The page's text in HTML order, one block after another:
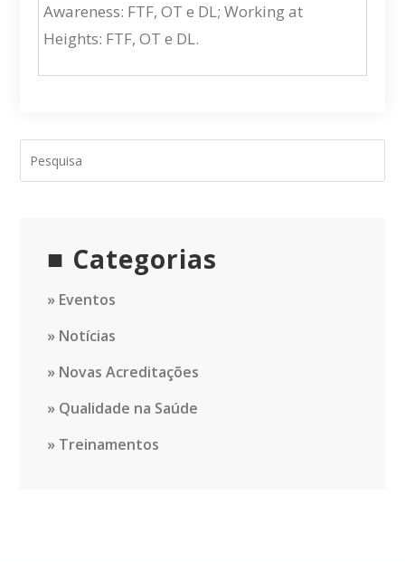
Awareness: FTF, OT e DL; Working at
Heights: FTF, OT e DL.
Categorias
Eventos
Notícias
Novas Acreditações
Qualidade na Saúde
Treinamentos